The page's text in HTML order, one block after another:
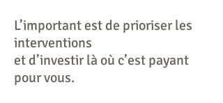
L’important est de prioriser les
interventions
et d’investir là où c’est payant
pour vous.